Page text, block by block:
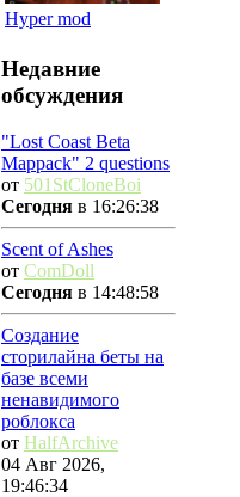
Hyper mod
Недавние
обсуждения
"Lost Coast Beta
Mappack" 2 questions
от 501StCloneBoi
Сегодня в 16:26:38
Scent of Ashes
от ComDoll
Сегодня в 14:48:58
Создание
сторилайна беты на
базе всеми
ненавидимого
роблокса
от HalfArchive
04 Авг 2026,
19:46:34